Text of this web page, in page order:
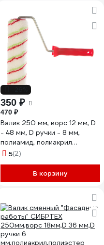
350 ₽
470 ₽
Валик 250 мм, ворс 12 мм, D
- 48 мм, D ручки - 8 мм,
полиамид, полиакрил
СИБРТЕХ Эмали 80171
5(2)
В корзину